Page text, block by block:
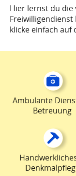
Hier lernst du die
klicke einfach auf
Ambulante
Betreuung